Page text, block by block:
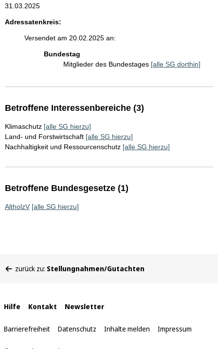
31.03.2025
Adressatenkreis:
Versendet am 20.02.2025 an:
Bundestag
Mitglieder des Bundestages [alle SG dorthin]
Betroffene Interessenbereiche (3)
Klimaschutz [alle SG hierzu]
Land- und Forstwirtschaft [alle SG hierzu]
Nachhaltigkeit und Ressourcenschutz [alle SG hierzu]
Betroffene Bundesgesetze (1)
AltholzV [alle SG hierzu]
befinden
zurück zu: Stellungnahmen/Gutachten
Interne
Links
Hilfe Kontakt Newsletter
Barrierefreiheit Datenschutz Inhalte melden Impressum